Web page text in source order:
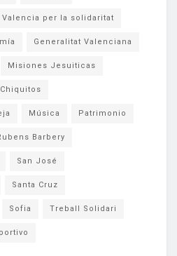
Valencia per la solidaritat
Generalitat Valenciana
Misiones Jesuiticas
Música Patrimonio
Barbery
San José
Santa Cruz
Sofia Treball Solidari